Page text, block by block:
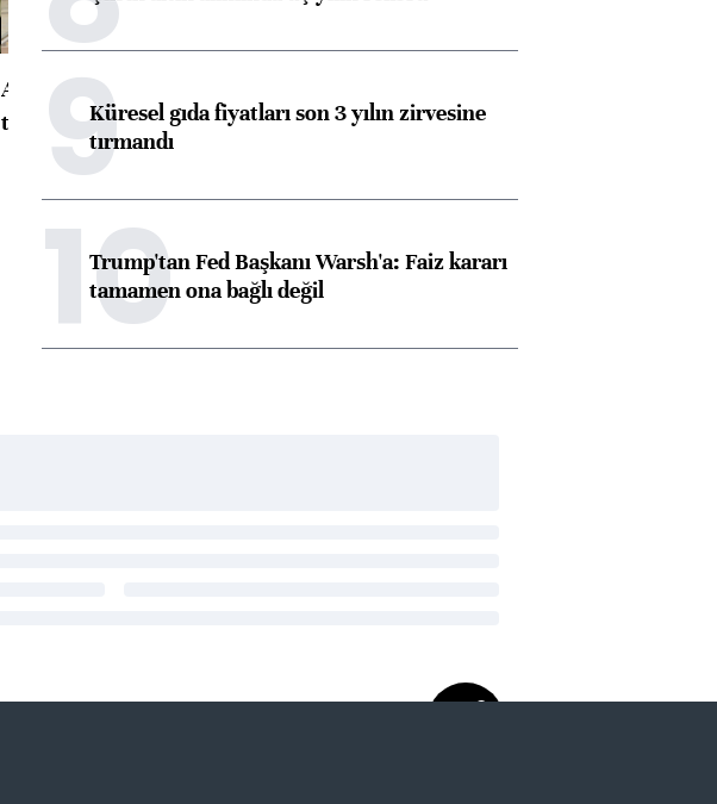
ABD'de konut başlangıçları
toparlandı
9Küresel gıda fiyatları son 3 yılın zirvesine
tırmandı
10
Trump'tan Fed Başkanı Warsh'a: Faiz kararı
tamamen ona bağlı değil